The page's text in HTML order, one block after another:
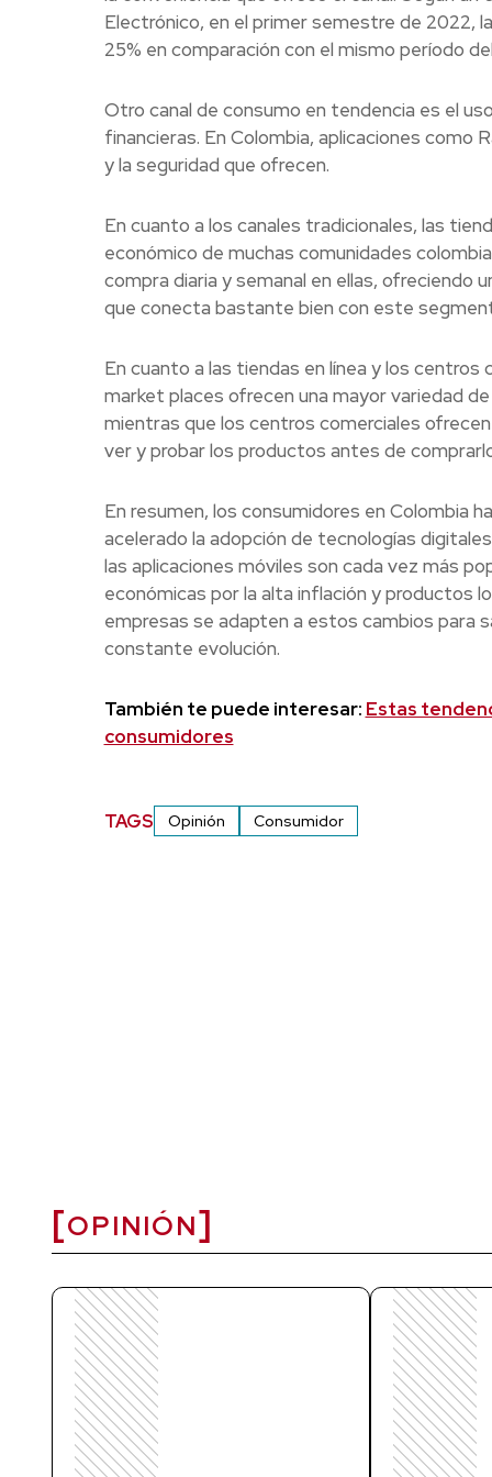
Electrónico, en el primer semestre de 2022,
25% en comparación con el mismo período
Otro canal de consumo en tendencia es el
financieras. En Colombia, aplicaciones como
y la seguridad que ofrecen.
En cuanto a los canales tradicionales, las
económico de muchas comunidades
compra diaria y semanal en ellas, ofreciendo
que conecta bastante bien con este
En cuanto a las tiendas en línea y los
market places ofrecen una mayor variedad
mientras que los centros comerciales
ver y probar los productos antes de
En resumen, los consumidores en Colombia
acelerado la adopción de tecnologías
las aplicaciones móviles son cada vez más
económicas por la alta inflación y productos
empresas se adapten a estos cambios para
constante evolución.
También te puede interesar: Estas
consumidores
TAGS Opinión Consumidor
OPINIÓN